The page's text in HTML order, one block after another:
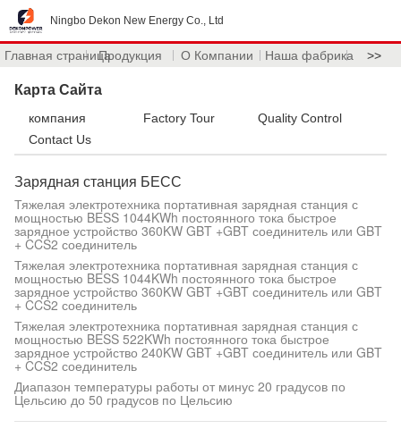
Ningbo Dekon New Energy Co., Ltd
Главная страницаПродукция О Компании Наша фабрика >>
Карта Сайта
компания Factory Tour
Quality Control
Contact Us
Зарядная станция БЕСС
Тяжелая электротехника портативная зарядная станция с
мощностью BESS 1044KWh постоянного тока быстрое
зарядное устройство 360KW GBT +GBT соединитель или GBT
+ CCS2 соединитель
Тяжелая электротехника портативная зарядная станция с
мощностью BESS 1044KWh постоянного тока быстрое
зарядное устройство 360KW GBT +GBT соединитель или GBT
+ CCS2 соединитель
Тяжелая электротехника портативная зарядная станция с
мощностью BESS 522KWh постоянного тока быстрое
зарядное устройство 240KW GBT +GBT соединитель или GBT
+ CCS2 соединитель
Диапазон температуры работы от минус 20 градусов по
Цельсию до 50 градусов по Цельсию